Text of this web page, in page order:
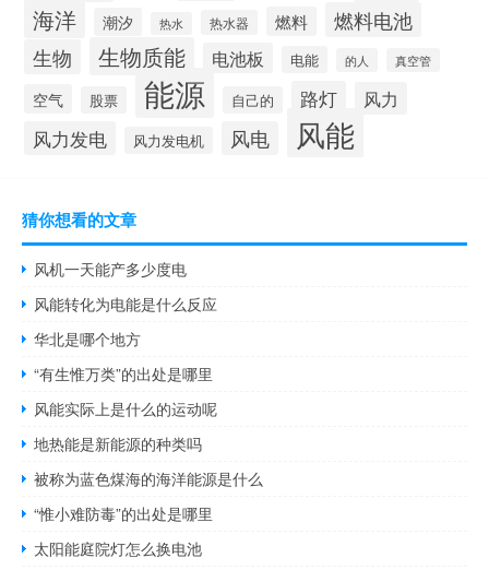
海洋 潮汐 热水 热水器 燃料
燃料电池
生物
生物质能 电池板 电能 的人 真空管
空气 股票 能源 自己的 路灯 风力
风力发电 风力发电机 风电 风能
猜你想看的文章
风机一天能产多少度电
风能转化为电能是什么反应
华北是哪个地方
“有生惟万类”的出处是哪里
风能实际上是什么的运动呢
地热能是新能源的种类吗
被称为蓝色煤海的海洋能源是什么
“惟小难防毒”的出处是哪里
太阳能庭院灯怎么换电池